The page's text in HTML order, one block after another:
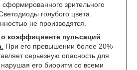
зрительного
голубого цвета
не производятся.
коэффициенте пульсаций
. При его превышении более 20%
серьезную опасность для
его биоритм со всеми